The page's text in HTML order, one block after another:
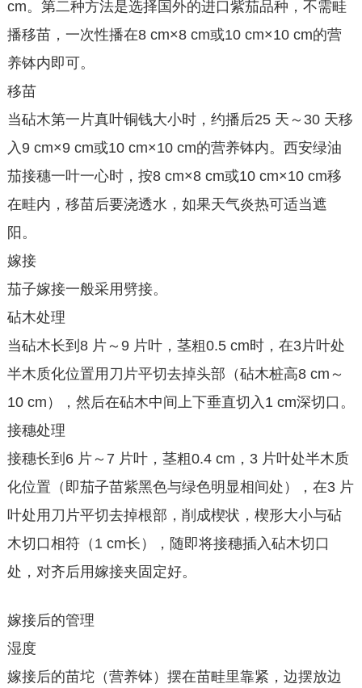
cm。第二种方法是选择国外的进口紫茄品种，不需畦
播移苗，一次性播在8 cm×8 cm或10 cm×10 cm的营
养钵内即可。
移苗
当砧木第一片真叶铜钱大小时，约播后25 天～30 天移
入9 cm×9 cm或10 cm×10 cm的营养钵内。西安绿油
茄接穗一叶一心时，按8 cm×8 cm或10 cm×10 cm移
在畦内，移苗后要浇透水，如果天气炎热可适当遮
阳。
嫁接
茄子嫁接一般采用劈接。
砧木处理
当砧木长到8 片～9 片叶，茎粗0.5 cm时，在3片叶处
半木质化位置用刀片平切去掉头部（砧木桩高8 cm～
10 cm），然后在砧木中间上下垂直切入1 cm深切口。
接穗处理
接穗长到6 片～7 片叶，茎粗0.4 cm，3 片叶处半木质
化位置（即茄子苗紫黑色与绿色明显相间处），在3 片
叶处用刀片平切去掉根部，削成楔状，楔形大小与砧
木切口相符（1 cm长），随即将接穗插入砧木切口
处，对齐后用嫁接夹固定好。
嫁接后的管理
湿度
嫁接后的苗坨（营养钵）摆在苗畦里靠紧，边摆放边